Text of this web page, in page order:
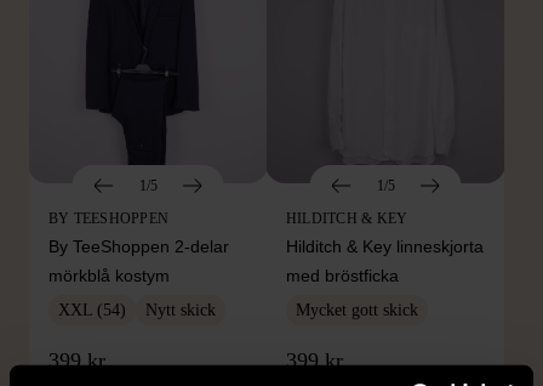
1/5
BY TEESHOPPEN
By TeeShoppen 2-delar
mörkblå kostym
XXL (54) Nytt skick
399 kr
1/5
HILDITCH & KEY
Hilditch & Key linneskjorta
med bröstficka
Mycket gott skick
399 kr